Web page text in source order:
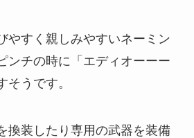
やすく親しみやすいネーミン
ンチの時に「エディオーーー
そうです。
換装したり専用の武器を装備